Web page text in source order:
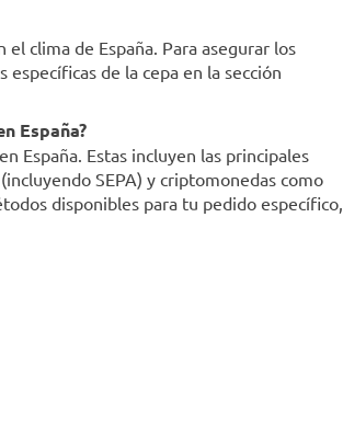
clima de España. Para asegurar los
de la cepa en la sección
España?
España. Estas incluyen las principales
SEPA) y criptomonedas como
disponibles para tu pedido específico,